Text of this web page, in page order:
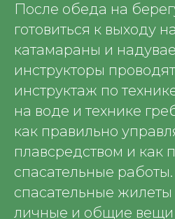
После обеда на
готовиться к выходу
катамараны и
инструкторы
инструктаж по
на воде и технике
как правильно
плавсредством и как
спасательные
спасательные жилеты
личные и общие вещи